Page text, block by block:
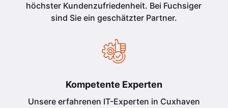
höchster Kundenzufriedenheit. Bei Fuchsiger
sind Sie ein geschätzter Partner.
Kompetente Experten
Unsere erfahrenen IT-Experten in Cuxhaven